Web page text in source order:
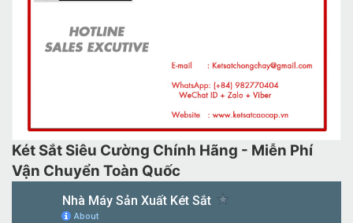
Két Sắt Siêu Cường Chính Hãng - Miễn Phí
Vận Chuyển Toàn Quốc